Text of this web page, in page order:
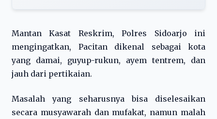
Mantan Kasat Reskrim, Polres Sidoarjo ini
mengingatkan, Pacitan dikenal sebagai kota
yang damai, guyup-rukun, ayem tentrem, dan
jauh dari pertikaian.
Masalah yang seharusnya bisa diselesaikan
secara musyawarah dan mufakat, namun malah